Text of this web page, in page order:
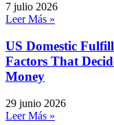
7 julio 2026
Leer Más »
US Domestic
Factors That
Money
29 junio 2026
Leer Más »